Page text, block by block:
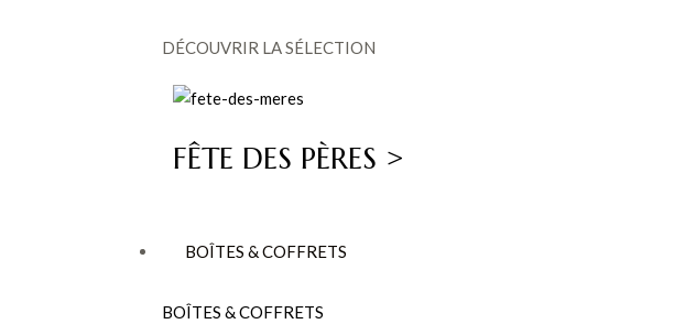
DÉCOUVRIR LA SÉLECTION
FÊTE DES PÈRES >
BOÎTES & COFFRETS
BOÎTES & COFFRETS